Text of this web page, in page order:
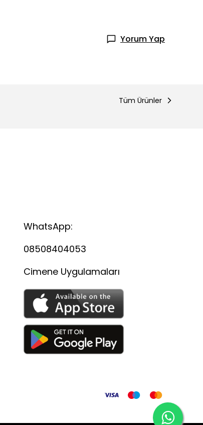
Yorum Yap
Tüm Ürünler
WhatsApp:
08508404053
Cimene Uygulamaları